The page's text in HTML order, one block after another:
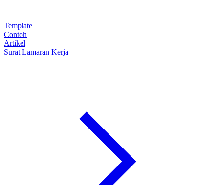
Template
Contoh
Artikel
Surat Lamaran Kerja